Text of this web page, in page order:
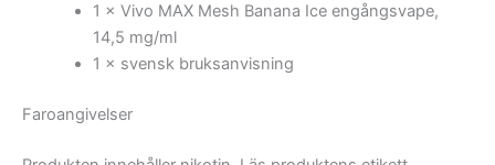
1 × Vivo MAX Mesh Banana Ice engångsvape,
14,5 mg/ml
1 × svensk bruksanvisning
Faroangivelser